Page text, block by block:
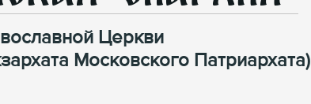
Церкви
Московского Патриархата)